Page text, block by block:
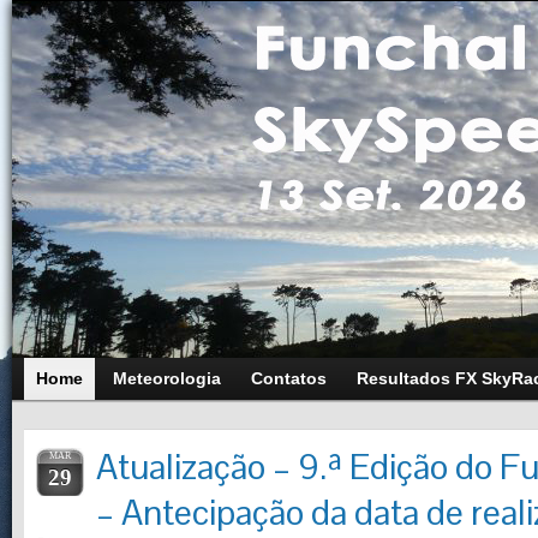
Home Meteorologia Contatos Resultados FX
MAR
29
Atualização – 9.ª Edição do
– Antecipação da data de